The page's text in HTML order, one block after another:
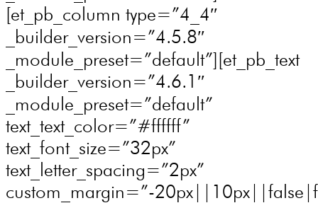
[et_pb_column type=”4_4″
_builder_version=”4.5.8″
_module_preset=”default”][et_pb_text
_builder_version=”4.6.1″
_module_preset=”default”
text_text_color=”#ffffff”
text_font_size=”32px”
text_letter_spacing=”2px”
custom_margin=”-